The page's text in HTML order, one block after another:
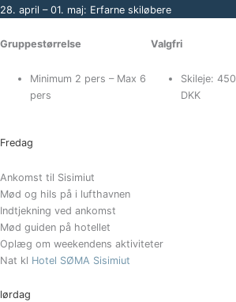
28. april – 01. maj: Erfarne skiløbere
Gruppestørrelse
Minimum 2 pers – Max 6
pers
Valgfri
Skileje: 450
DKK
Fredag
Ankomst til Sisimiut
Mød og hils på i lufthavnen
Indtjekning ved ankomst
Mød guiden på hotellet
Oplæg om weekendens aktiviteter
Nat kl Hotel SØMA Sisimiut
lørdag